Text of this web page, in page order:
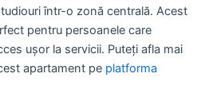
într-o zonă centrală. Acest
pentru persoanele care
ușor la servicii. Puteți afla mai
apartament pe platforma